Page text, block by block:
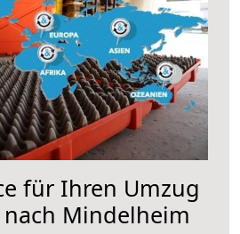
für Ihren Umzug
Mindelheim